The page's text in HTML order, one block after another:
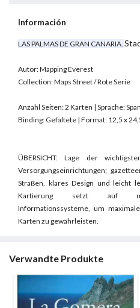
Información
LAS PALMAS DE GRAN CANARIA.
Autor: Mapping Everest
Collection: Maps Street / Rote Serie
Anzahl Seiten: 2 Karten | Sprache:
Binding: Gefaltete | Format: 12,5 x
ÜBERSICHT: Lage der
Versorgungseinrichtungen;
Straßen, klares Design und leicht
Kartierung setzt auf
Informationssysteme, um
Karten zu gewährleisten.
Verwandte Produkte